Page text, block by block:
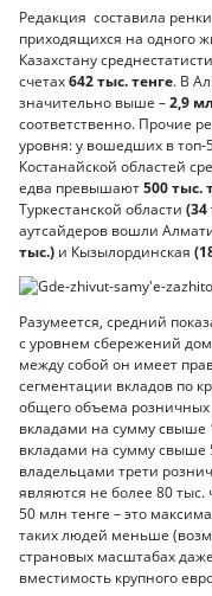
Редакция составила
приходящихся на одного
Казахстану
счетах642 тыс. тенге. В
значительно выше –2,9
соответственно. Прочие
уровня: у вошедших в топ-
Костанайской областей
едва превышают500 тыс.
Туркестанской области (34
аутсайдеров вошли
тыс.) и Кызылординская
Разумеется, средний
с уровнем сбережений
между собой он имеет
сегментации вкладов по
общего объема розничных
вкладами на сумму свыше
вкладами на сумму
владельцами трети
являются не более 80 тыс.
50 млн тенге – это
таких людей меньше
страновых масштабах
вместимость крупного